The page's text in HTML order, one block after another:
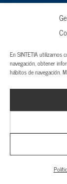
En SINTETIA utilizamos
navegación, obtener
hábitos de navegación.
Libros
es el